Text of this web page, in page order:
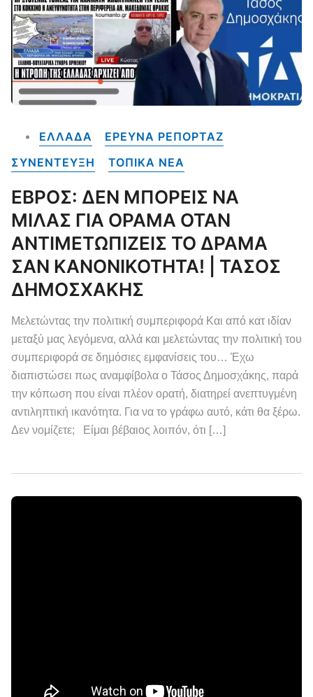
ΕΛΛΑΔΑ
ΕΡΕΥΝΑ ΡΕΠΟΡΤΑΖ
ΣΥΝΕΝΤΕΥΞΗ
ΤΟΠΙΚΑ NEA
ΕΒΡΟΣ: ΔΕΝ ΜΠΟΡΕΙΣ ΝΑ
ΜΙΛΑΣ ΓΙΑ ΟΡΑΜΑ ΟΤΑΝ
ΑΝΤΙΜΕΤΩΠΙΖΕΙΣ ΤΟ ΔΡΑΜΑ
ΣΑΝ ΚΑΝΟΝΙΚΟΤΗΤΑ! | ΤΑΣΟΣ
ΔΗΜΟΣΧΑΚΗΣ
Μελετώντας την πολιτική συμπεριφορά Και από κατ ιδίαν
μεταξύ μας λεγόμενα, αλλά και μελετώντας την πολιτική του
συμπεριφορά σε δημόσιες εμφανίσεις του… Έχω
διαπιστώσει πως αναμφίβολα ο Τάσος Δημοσχάκης, παρά
την κόπωση που είναι πλέον ορατή, διατηρεί ανεπτυγμένη
αντιληπτική ικανότητα. Για να το γράφω αυτό, κάτι θα ξέρω.
Δεν νομίζετε; Είμαι βέβαιος λοιπόν, ότι […]